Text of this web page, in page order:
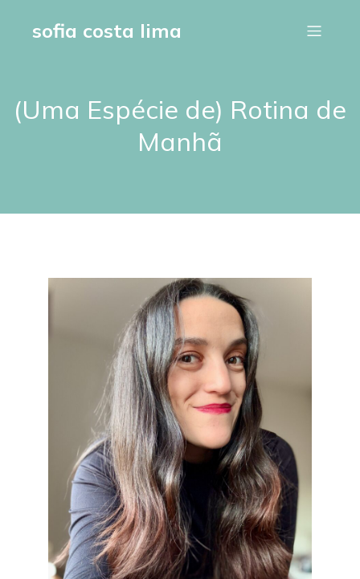
sofia costa lima
(Uma Espécie de) Rotina de
Manhã